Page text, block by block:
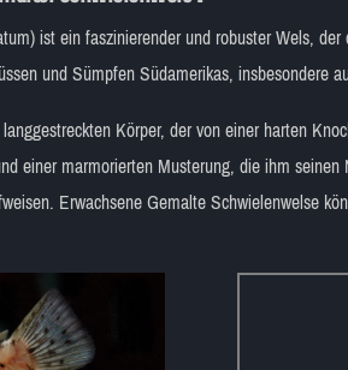
ist ein faszinierender und robuster Wels,
und Sümpfen Südamerikas, insbesondere
Körper, der von einer harten
einer marmorierten Musterung, die ihm
Erwachsene Gemalte Schwielenwelse